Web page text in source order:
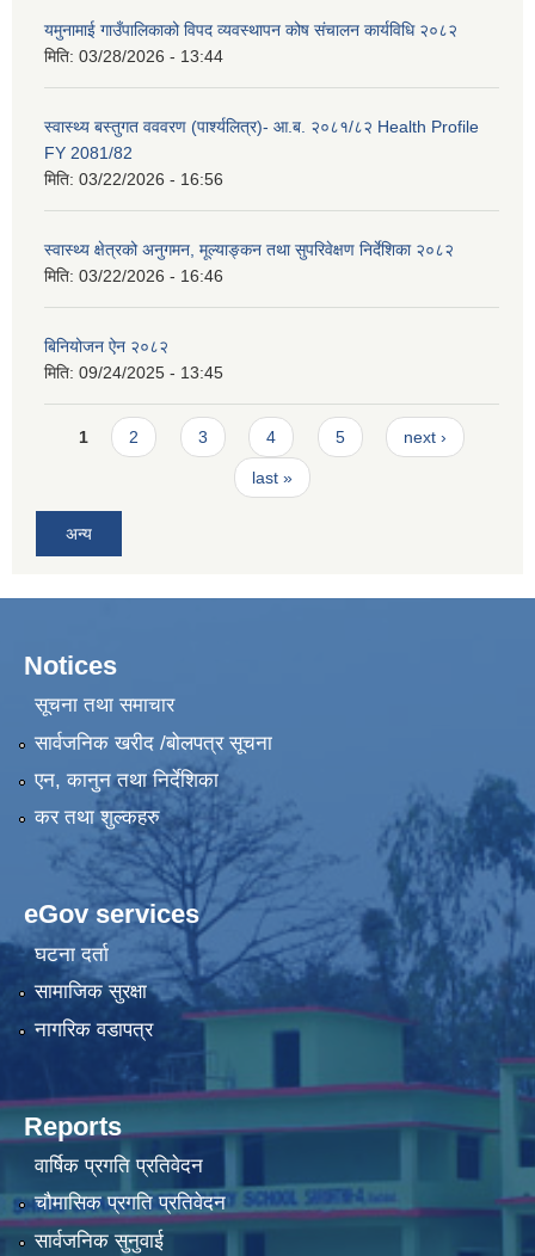
यमुनामाई गाउँपालिकाको विपद व्यवस्थापन कोष संचालन कार्यविधि २०८२
मिति: 03/28/2026 - 13:44
स्वास्थ्य बस्तुगत वववरण (पार्श्यलित्र)- आ.ब. २०८१/८२ Health Profile
FY 2081/82
मिति: 03/22/2026 - 16:56
स्वास्थ्य क्षेत्रको अनुगमन, मूल्याङ्कन तथा सुपरिवेक्षण निर्देशिका २०८२
मिति: 03/22/2026 - 16:46
बिनियोजन ऐन २०८२
मिति: 09/24/2025 - 13:45
Pages
1 2 3 4 5 next ›
last »
अन्य
Notices
सूचना तथा समाचार
सार्वजनिक खरीद /बोलपत्र सूचना
एन, कानुन तथा निर्देशिका
कर तथा शुल्कहरु
eGov services
घटना दर्ता
सामाजिक सुरक्षा
नागरिक वडापत्र
Reports
वार्षिक प्रगति प्रतिवेदन
चौमासिक प्रगति प्रतिवेदन
सार्वजनिक सुनुवाई